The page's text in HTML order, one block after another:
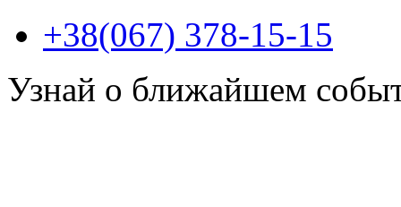
+38(067) 378-15-15
Узнай о ближайшем